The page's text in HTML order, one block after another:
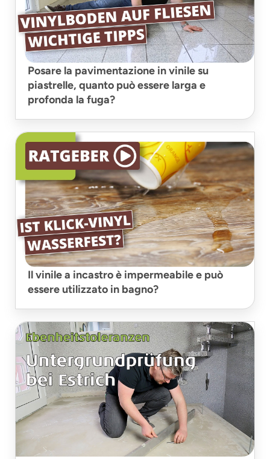
Posare la pavimentazione in vinile su
piastrelle, quanto può essere larga e
profonda la fuga?
Il vinile a incastro è impermeabile e può
essere utilizzato in bagno?